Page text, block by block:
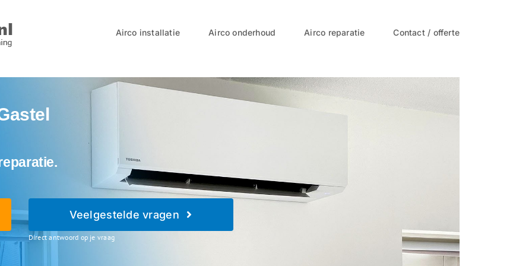
Airco installatie Airco onderhoud Airco reparatie Contact / offerte
Veelgestelde vragen
Direct antwoord op je vraag